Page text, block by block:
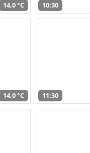
14,0 °C 10:30
14,0 °C 11:30